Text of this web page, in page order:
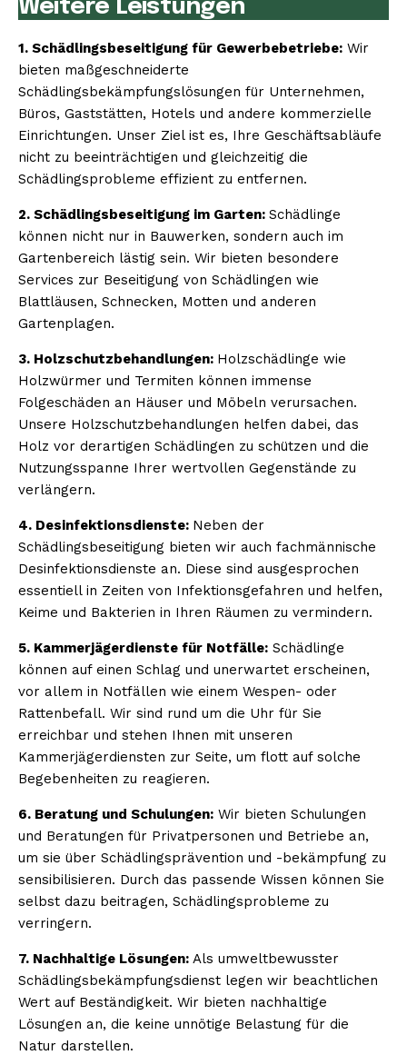
Weitere Leistungen
1. Schädlingsbeseitigung für Gewerbebetriebe: Wir
bieten maßgeschneiderte
Schädlingsbekämpfungslösungen für Unternehmen,
Büros, Gaststätten, Hotels und andere kommerzielle
Einrichtungen. Unser Ziel ist es, Ihre Geschäftsabläufe
nicht zu beeinträchtigen und gleichzeitig die
Schädlingsprobleme effizient zu entfernen.
2. Schädlingsbeseitigung im Garten: Schädlinge
können nicht nur in Bauwerken, sondern auch im
Gartenbereich lästig sein. Wir bieten besondere
Services zur Beseitigung von Schädlingen wie
Blattläusen, Schnecken, Motten und anderen
Gartenplagen.
3. Holzschutzbehandlungen: Holzschädlinge wie
Holzwürmer und Termiten können immense
Folgeschäden an Häuser und Möbeln verursachen.
Unsere Holzschutzbehandlungen helfen dabei, das
Holz vor derartigen Schädlingen zu schützen und die
Nutzungsspanne Ihrer wertvollen Gegenstände zu
verlängern.
4. Desinfektionsdienste: Neben der
Schädlingsbeseitigung bieten wir auch fachmännische
Desinfektionsdienste an. Diese sind ausgesprochen
essentiell in Zeiten von Infektionsgefahren und helfen,
Keime und Bakterien in Ihren Räumen zu vermindern.
5. Kammerjägerdienste für Notfälle: Schädlinge
können auf einen Schlag und unerwartet erscheinen,
vor allem in Notfällen wie einem Wespen- oder
Rattenbefall. Wir sind rund um die Uhr für Sie
erreichbar und stehen Ihnen mit unseren
Kammerjägerdiensten zur Seite, um flott auf solche
Begebenheiten zu reagieren.
6. Beratung und Schulungen: Wir bieten Schulungen
und Beratungen für Privatpersonen und Betriebe an,
um sie über Schädlingsprävention und -bekämpfung zu
sensibilisieren. Durch das passende Wissen können Sie
selbst dazu beitragen, Schädlingsprobleme zu
verringern.
7. Nachhaltige Lösungen: Als umweltbewusster
Schädlingsbekämpfungsdienst legen wir beachtlichen
Wert auf Beständigkeit. Wir bieten nachhaltige
Lösungen an, die keine unnötige Belastung für die
Natur darstellen.